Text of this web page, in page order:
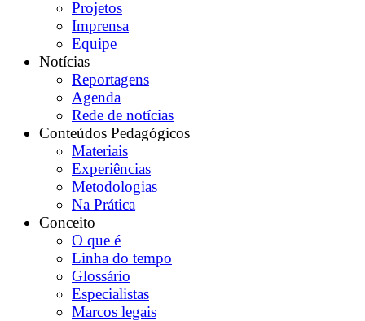
Projetos
Imprensa
Equipe
Notícias
Reportagens
Agenda
Rede de notícias
Conteúdos Pedagógicos
Materiais
Experiências
Metodologias
Na Prática
Conceito
O que é
Linha do tempo
Glossário
Especialistas
Marcos legais